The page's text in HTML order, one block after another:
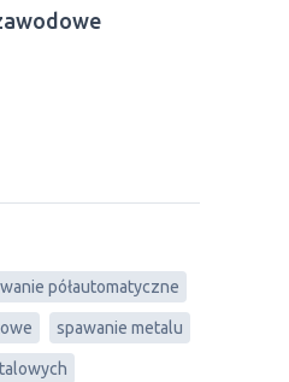
półautomatyczne
spawanie metalu